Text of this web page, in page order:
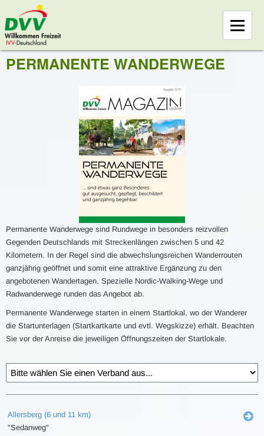
PERMANENTE WANDERWEGE
Permanente Wanderwege sind Rundwege in besonders reizvollen
Gegenden Deutschlands mit Streckenlängen zwischen 5 und 42
Kilometern. In der Regel sind die abwechslungsreichen Wanderrouten
ganzjährig geöffnet und somit eine attraktive Ergänzung zu den
angebotenen Wandertagen. Spezielle Nordic-Walking-Wege und
Radwanderwege runden das Angebot ab.
Permanente Wanderwege starten in einem Startlokal, wo der Wanderer
die Startunterlagen (Startkartkarte und evtl. Wegskizze) erhält. Beachten
Sie vor der Anreise die jeweiligen Öffnungszeiten der Startlokale.
Allersberg (6 und 11 km)
"Sedanweg"